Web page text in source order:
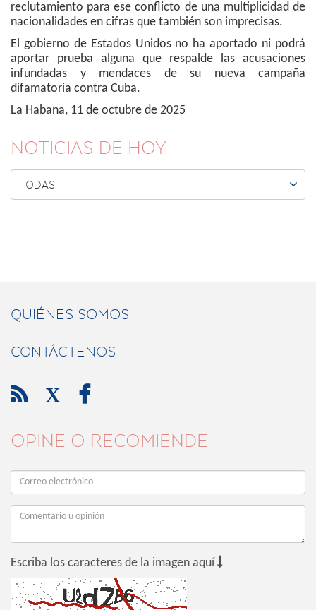
reclutamiento para ese conflicto de una multiplicidad de
nacionalidades en cifras que también son imprecisas.
El gobierno de Estados Unidos no ha aportado ni podrá
aportar prueba alguna que respalde las acusaciones
infundadas y mendaces de su nueva campaña
difamatoria contra Cuba.
La Habana, 11 de octubre de 2025
NOTICIAS DE HOY
TODAS 
QUIÉNES SOMOS
CONTÁCTENOS
 X 
OPINE O RECOMIENDE
Escriba los caracteres de la imagen aquí 